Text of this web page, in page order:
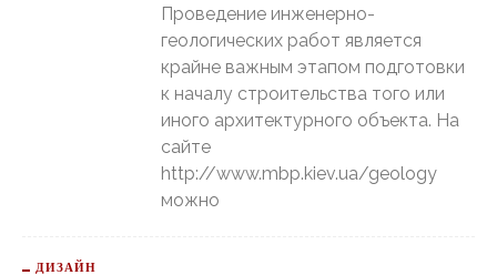
Проведение инженерно-
геологических работ является
крайне важным этапом подготовки
к началу строительства того или
иного архитектурного объекта. На
сайте
http://www.mbp.kiev.ua/geology
можно
ДИЗАЙН